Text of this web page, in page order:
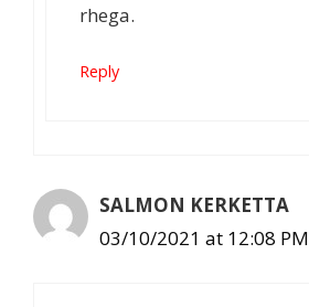
rhega.
Reply
SALMON KERKETTA
03/10/2021 at 12:08 PM